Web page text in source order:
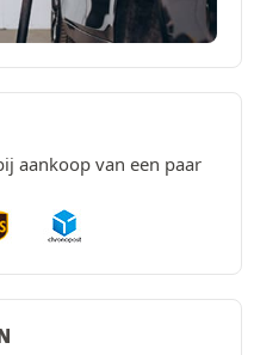
aankoop van een paar